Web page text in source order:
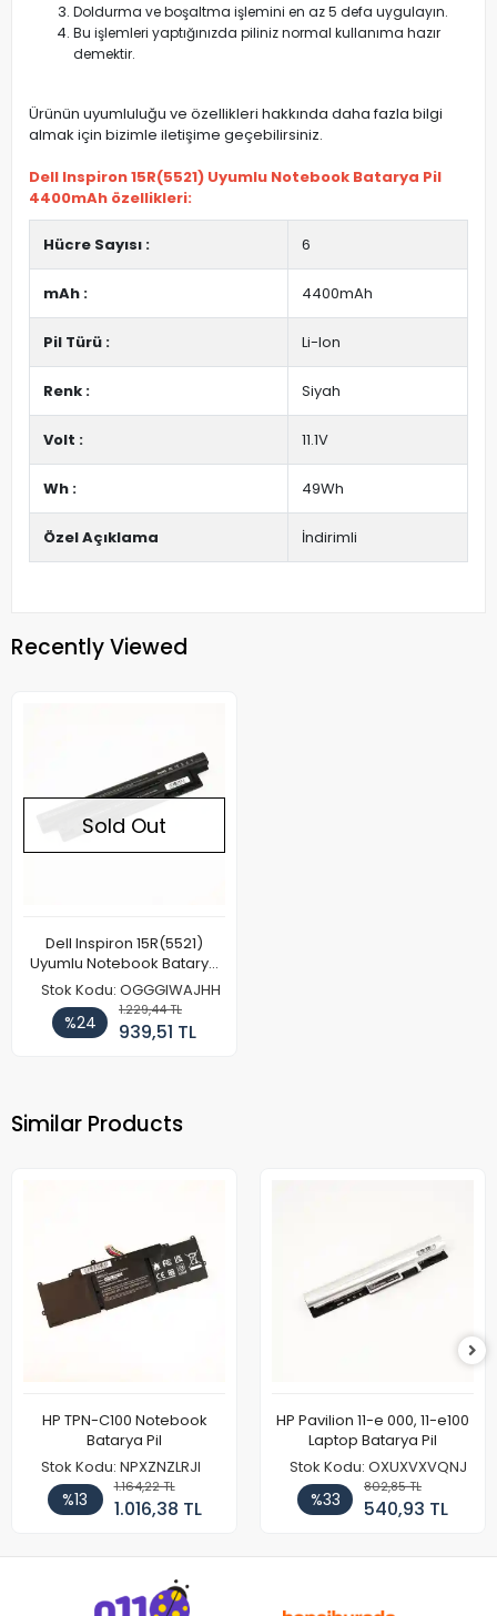
Doldurma ve boşaltma işlemini en az 5 defa uygulayın.
Bu işlemleri yaptığınızda piliniz normal kullanıma hazır
demektir.
Ürünün uyumluluğu ve özellikleri hakkında daha fazla bilgi
almak için bizimle iletişime geçebilirsiniz.
Dell Inspiron 15R(5521) Uyumlu Notebook Batarya Pil
4400mAh özellikleri:
Hücre Sayısı : 6
mAh : 4400mAh
Pil Türü : Li-Ion
Renk : Siyah
Volt : 11.1V
Wh : 49Wh
Özel Açıklama İndirimli
Recently Viewed
Sold Out
Dell Inspiron 15R(5521)
Uyumlu Notebook Batarya
Pil 4400mAh
Stok Kodu: OGGGIWAJHH
%24
1.229,44 TL
939,51 TL
Similar Products
HP TPN-C100 Notebook
Batarya Pil
Stok Kodu: NPXZNZLRJI
%13
1.164,22 TL
1.016,38 TL
HP Pavilion 11-e 000, 11-e100
Laptop Batarya Pil
Stok Kodu: OXUXVXVQNJ
%33
802,85 TL
540,93 TL